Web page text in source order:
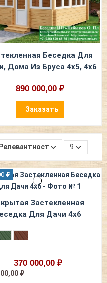
Беседка Для
Дома Из Бруса 4х5, 4х6
890 000,00 ₽
Заказать
Релевантность 9
₽
Застекленная
Для Дачи 4x6
370 000,00 ₽
₽